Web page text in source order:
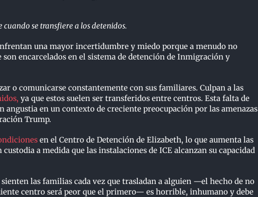
se transfiere a los detenidos.
una mayor incertidumbre y miedo porque a menudo no
son encarcelados en el sistema de detención de Inmigración y
o comunicarse constantemente con sus familiares. Culpan a las
ya que estos suelen ser transferidos entre centros. Esta falta de
en un contexto de creciente preocupación por las amenazas
Trump.
en el Centro de Detención de Elizabeth, lo que aumenta las
a medida que las instalaciones de ICE alcanzan su capacidad
las familias cada vez que trasladan a alguien —el hecho de no
centro será peor que el primero— es horrible, inhumano y debe